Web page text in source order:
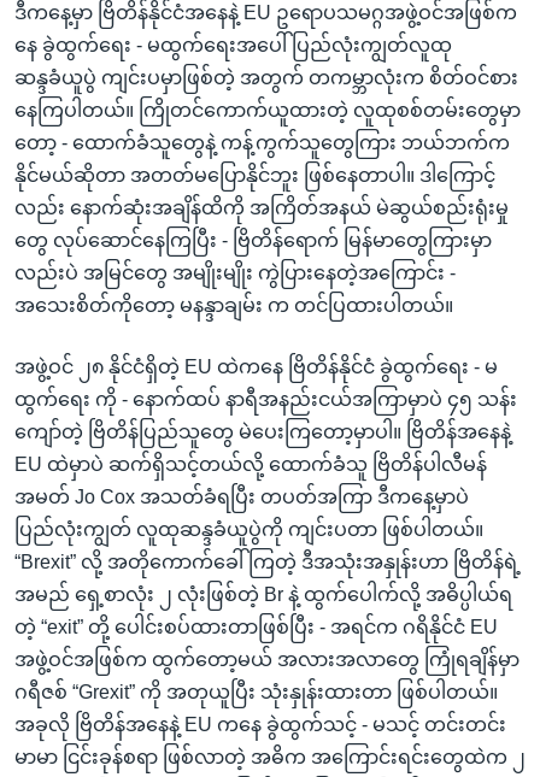
ရန်
ရှာဖွေ
ရန်
နေရာ
သို့
ကျော်
ရန်
ဘာသာစကားများ
ဒီကနေ့မှာ ဗြိတိန်နိုင်ငံအနေနဲ့ EU ဥရောပသမဂ္ဂအဖွဲ့ဝင်အဖြစ်က
နေ ခွဲထွက်ရေး - မထွက်ရေးအပေါ် ပြည်လုံးကျွတ်လူထု
ဆန္ဒခံယူပွဲ ကျင်းပမှာဖြစ်တဲ့ အတွက် တကမ္ဘာလုံးက စိတ်ဝင်စား
နေကြပါတယ်။ ကြိုတင်ကောက်ယူထားတဲ့ လူထုစစ်တမ်းတွေမှာ
တော့ - ထောက်ခံသူတွေနဲ့ ကန့်ကွက်သူတွေကြား ဘယ်ဘက်က
နိုင်မယ်ဆိုတာ အတတ်မပြောနိုင်ဘူး ဖြစ်နေတာပါ။ ဒါကြောင့်
လည်း နောက်ဆုံးအချိန်ထိကို အကြိတ်အနယ် မဲဆွယ်စည်းရုံးမှု
တွေ လုပ်ဆောင်နေကြပြီး - ဗြိတိန်ရောက် မြန်မာတွေကြားမှာ
လည်းပဲ အမြင်တွေ အမျိုးမျိုး ကွဲပြားနေတဲ့အကြောင်း -
အသေးစိတ်ကိုတော့ မနန္ဒာချမ်း က တင်ပြထားပါတယ်။
အဖွဲ့ဝင် ၂၈ နိုင်ငံရှိတဲ့ EU ထဲကနေ ဗြိတိန်နိုင်ငံ ခွဲထွက်ရေး - မ
ထွက်ရေး ကို - နောက်ထပ် နာရီအနည်းငယ်အကြာမှာပဲ ၄၅ သန်း
ကျော်တဲ့ ဗြိတိန်ပြည်သူတွေ မဲပေးကြတော့မှာပါ။ ဗြိတိန်အနေနဲ့
EU ထဲမှာပဲ ဆက်ရှိသင့်တယ်လို့ ထောက်ခံသူ ဗြိတိန်ပါလီမန်
အမတ် Jo Cox အသတ်ခံရပြီး တပတ်အကြာ ဒီကနေ့မှာပဲ
ပြည်လုံးကျွတ် လူထုဆန္ဒခံယူပွဲကို ကျင်းပတာ ဖြစ်ပါတယ်။
“Brexit” လို့ အတိုကောက်ခေါ်ကြတဲ့ ဒီအသုံးအနှုန်းဟာ ဗြိတိန်ရဲ့
အမည် ရှေ့စာလုံး ၂ လုံးဖြစ်တဲ့ Br နဲ့ ထွက်ပေါက်လို့ အဓိပ္ပါယ်ရ
တဲ့ “exit” တို့ ပေါင်းစပ်ထားတာဖြစ်ပြီး - အရင်က ဂရိနိုင်ငံ EU
အဖွဲ့ဝင်အဖြစ်က ထွက်တော့မယ် အလားအလာတွေ ကြုံရချိန်မှာ
ဂရီဇစ် “Grexit” ကို အတုယူပြီး သုံးနှုန်းထားတာ ဖြစ်ပါတယ်။
အခုလို ဗြိတိန်အနေနဲ့ EU ကနေ ခွဲထွက်သင့် - မသင့် တင်းတင်း
မာမာ ငြင်းခုန်စရာ ဖြစ်လာတဲ့ အဓိက အကြောင်းရင်းတွေထဲက ၂